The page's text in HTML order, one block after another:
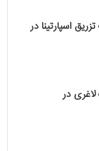
تزریق اسپارتینا در
لاغری در